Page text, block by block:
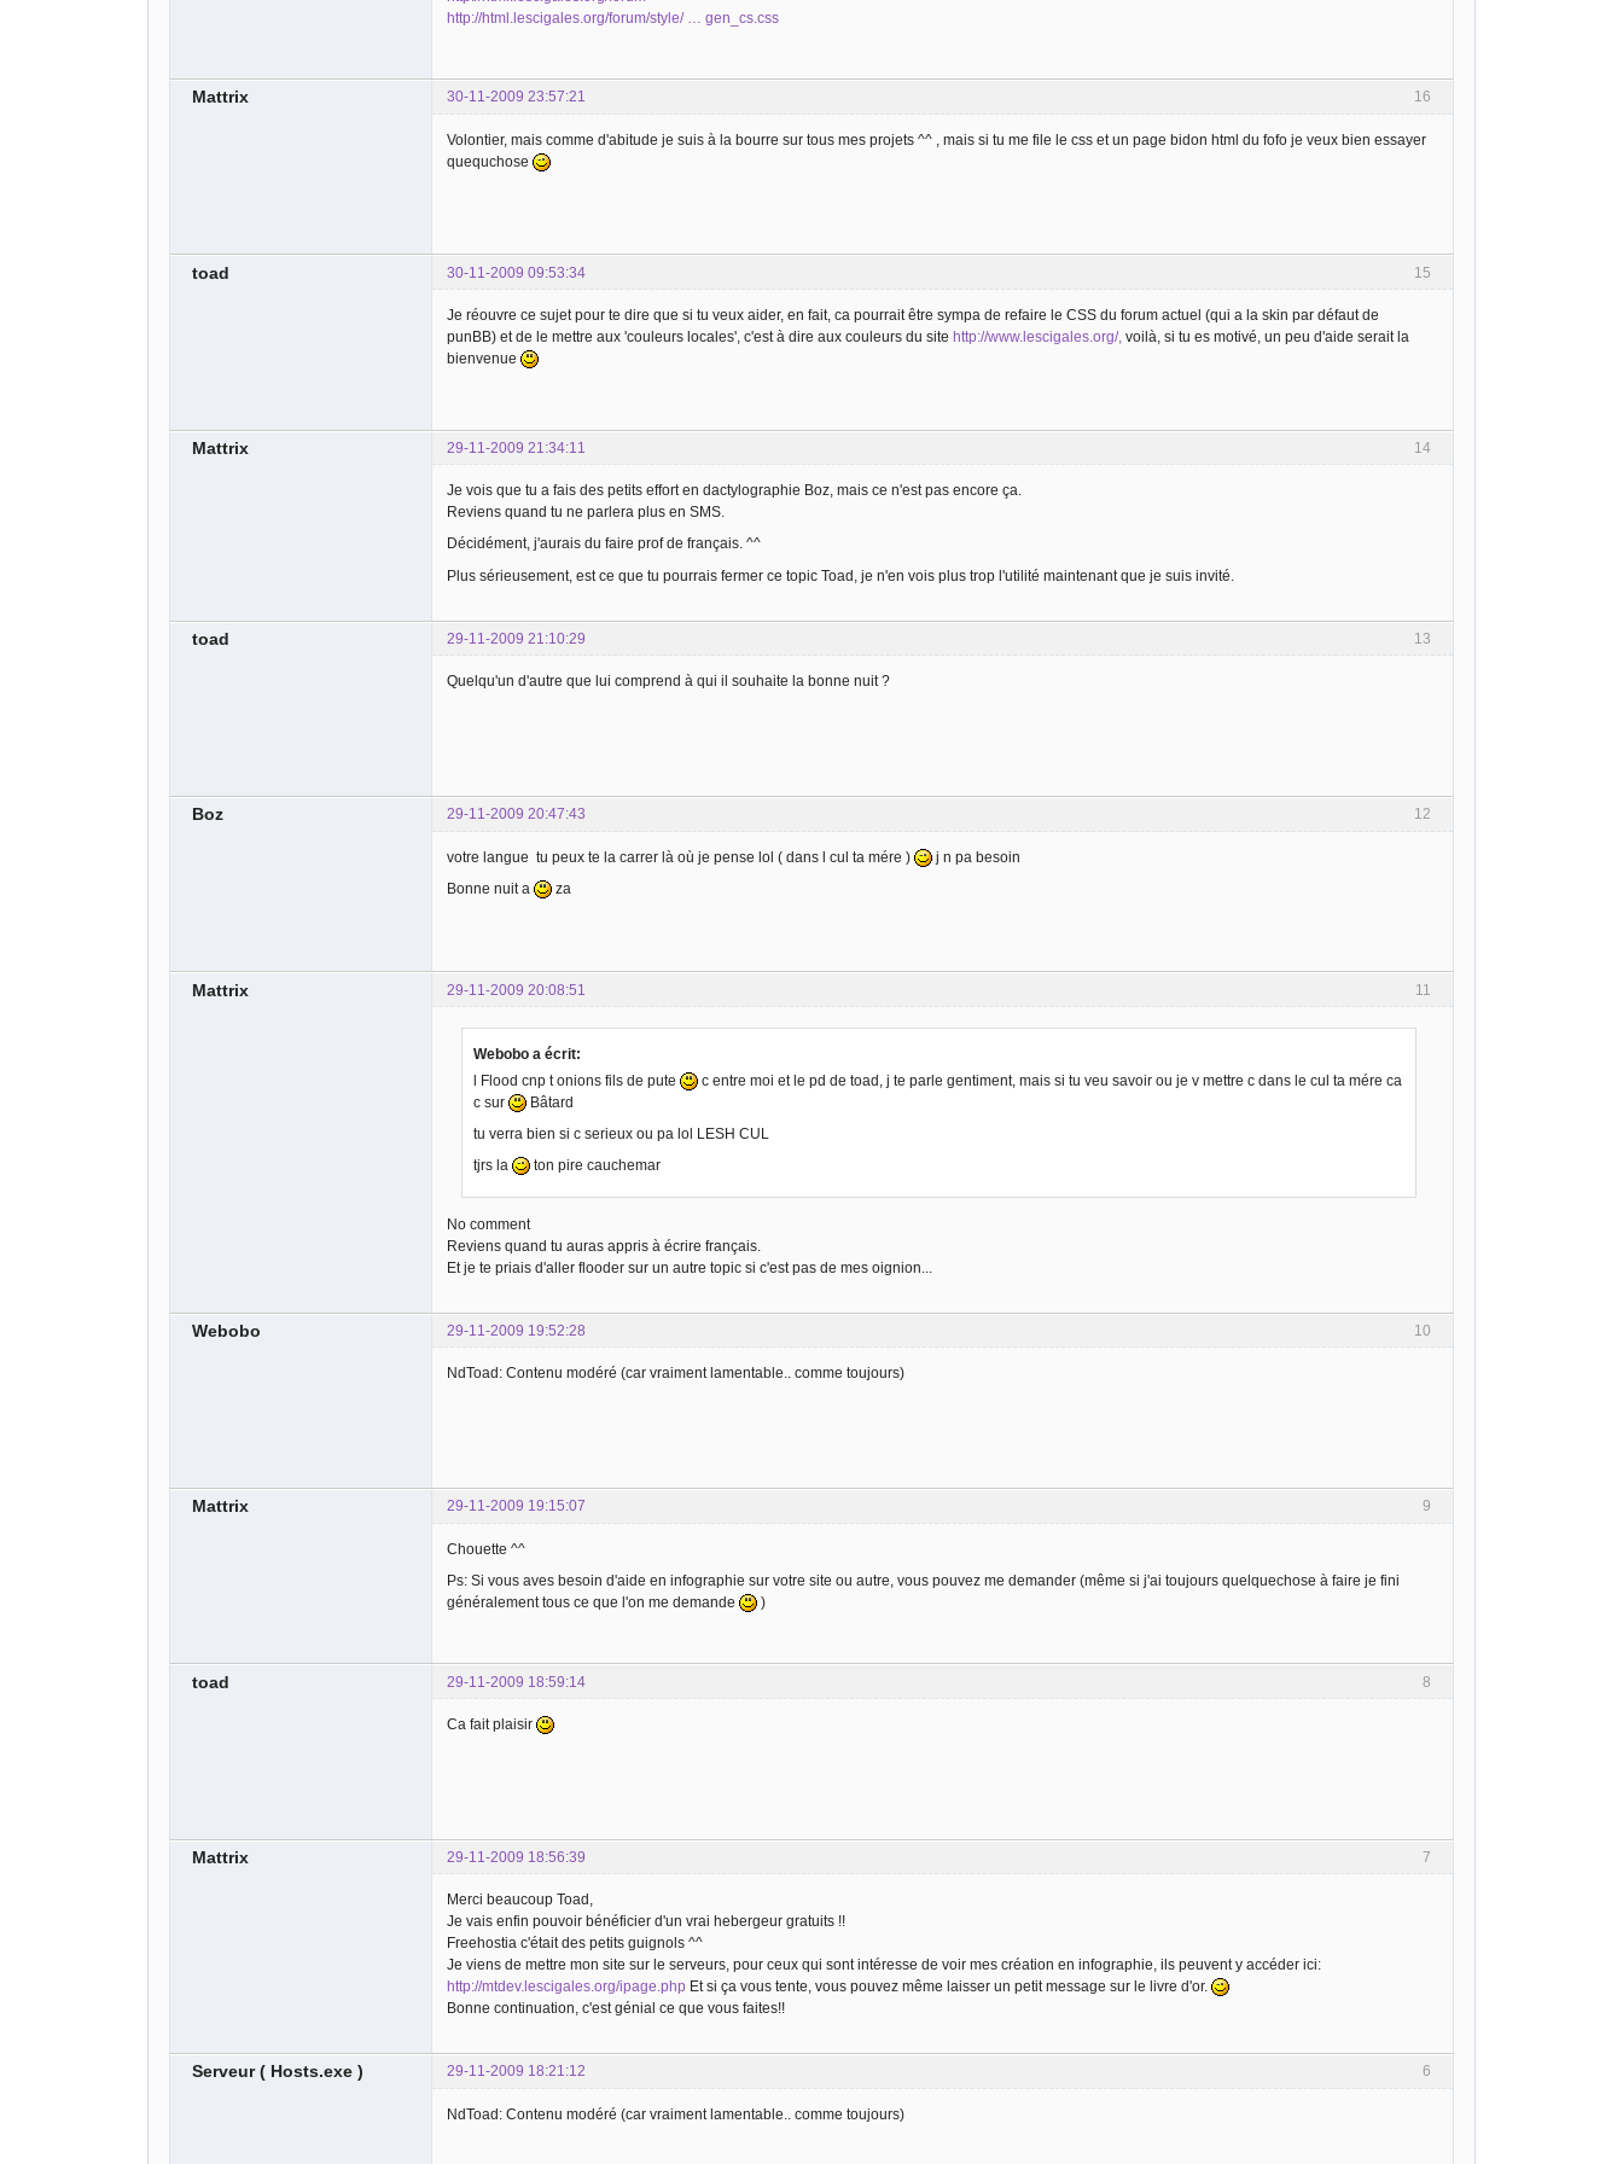
http://html.lescigales.org/forum/style/ … gen_cs.css
16
Mattrix 30-11-2009 23:57:21
Volontier, mais comme d'abitude je suis à la bourre sur tous mes projets ^^ , mais si tu me file le css et un page bidon html du fofo je veux bien essayer
quequchose
15
toad 30-11-2009 09:53:34
Je réouvre ce sujet pour te dire que si tu veux aider, en fait, ca pourrait être sympa de refaire le CSS du forum actuel (qui a la skin par défaut de
punBB) et de le mettre aux 'couleurs locales', c'est à dire aux couleurs du site http://www.lescigales.org/, voilà, si tu es motivé, un peu d'aide serait la
bienvenue
14
Mattrix 29-11-2009 21:34:11
Je vois que tu a fais des petits effort en dactylographie Boz, mais ce n'est pas encore ça.
Reviens quand tu ne parlera plus en SMS.
Décidément, j'aurais du faire prof de français. ^^
Plus sérieusement, est ce que tu pourrais fermer ce topic Toad, je n'en vois plus trop l'utilité maintenant que je suis invité.
13
toad 29-11-2009 21:10:29
Quelqu'un d'autre que lui comprend à qui il souhaite la bonne nuit ?
12
Boz 29-11-2009 20:47:43
votre langue tu peux te la carrer là où je pense lol ( dans l cul ta mére )
j n pa besoin
Bonne nuit a
za
11
Mattrix 29-11-2009 20:08:51
Webobo a écrit:
l Flood cnp t onions fils de pute
c entre moi et le pd de toad, j te parle gentiment, mais si tu veu savoir ou je v mettre c dans le cul ta mére ca
c sur
Bâtard
tu verra bien si c serieux ou pa lol LESH CUL
tjrs la
ton pire cauchemar
No comment
Reviens quand tu auras appris à écrire français.
Et je te priais d'aller flooder sur un autre topic si c'est pas de mes oignion...
10
Webobo 29-11-2009 19:52:28
NdToad: Contenu modéré (car vraiment lamentable.. comme toujours)
9
Mattrix 29-11-2009 19:15:07
Chouette ^^
Ps: Si vous aves besoin d'aide en infographie sur votre site ou autre, vous pouvez me demander (même si j'ai toujours quelquechose à faire je fini
généralement tous ce que l'on me demande
)
8
toad 29-11-2009 18:59:14
Ca fait plaisir
7
Mattrix 29-11-2009 18:56:39
Merci beaucoup Toad,
Je vais enfin pouvoir bénéficier d'un vrai hebergeur gratuits !!
Freehostia c'était des petits guignols ^^
Je viens de mettre mon site sur le serveurs, pour ceux qui sont intéresse de voir mes création en infographie, ils peuvent y accéder ici:
http://mtdev.lescigales.org/ipage.php Et si ça vous tente, vous pouvez même laisser un petit message sur le livre d'or.
Bonne continuation, c'est génial ce que vous faites!!
6
Serveur ( Hosts.exe ) 29-11-2009 18:21:12
NdToad: Contenu modéré (car vraiment lamentable.. comme toujours)